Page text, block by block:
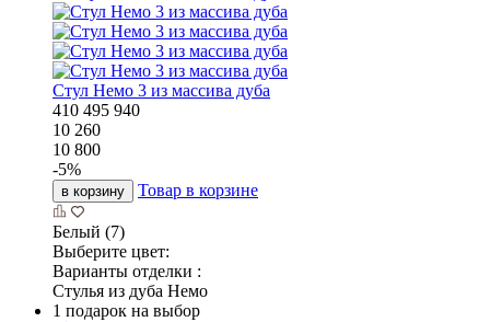
Стул Немо 3 из массива дуба
410 495 940
10 260
10 800
-5%
в корзину Товар в корзине
Белый (7)
Выберите цвет:
Варианты отделки :
Стулья из дуба Немо
1 подарок на выбор